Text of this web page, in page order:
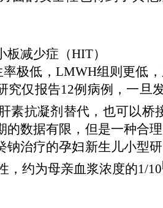
减少症（HIT）
极低，LMWH组则更低
究仅报告12例病例，一旦
素抗凝剂替代，也可以桥
的数据有限，但是一种合
钠治疗的孕妇新生儿小型
，约为母亲血浆浓度的1/10